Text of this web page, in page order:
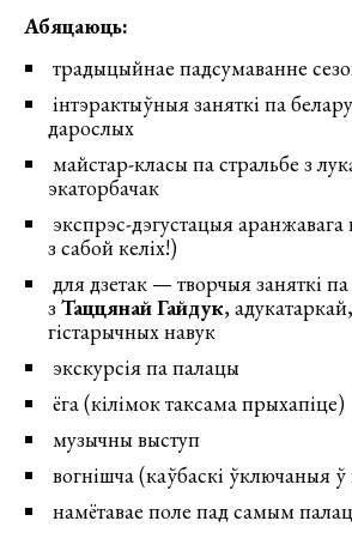
Абяцаюць:
традыцыйнае падсумаванне
інтэрактыўныя заняткі па
дарослых
майстар-класы па стральбе з
экаторбачак
экспрэс-дэгустацыя аранжавага
з сабой келіх!)
для дзетак — творчыя заняткі па
зТаццянай Гайдук,
гістарычных навук
экскурсія па палацы
ёга (кілімок таксама прыхапіце)
музычны выступ
вогнішча (каўбаскі ўключаныя
намётавае поле пад самым